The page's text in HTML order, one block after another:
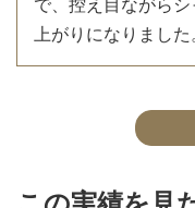
で、控え目ながら
上がりになりました